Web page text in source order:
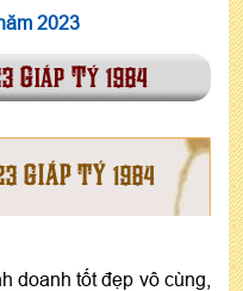
2023
Giáp Tý 1984
GIÁP TÝ 1984
doanh tốt đẹp vô cùng,